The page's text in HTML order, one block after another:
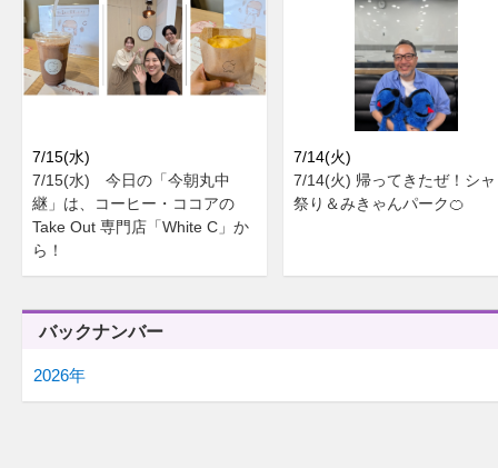
7/15(水)
7/15(水) 今日の「今朝丸中
継」は、コーヒー・ココアの
Take Out 専門店「White C」か
ら！
7/14(火)
7/14(火) 帰ってきたぜ！シ
祭り＆みきゃんパーク🍊
バックナンバー
2026年